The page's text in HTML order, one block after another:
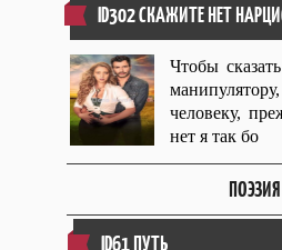
ID302 СКАЖИТЕ НЕТ
Чтобы
человеку,
нет я так бо
ID61 ПУТЬ